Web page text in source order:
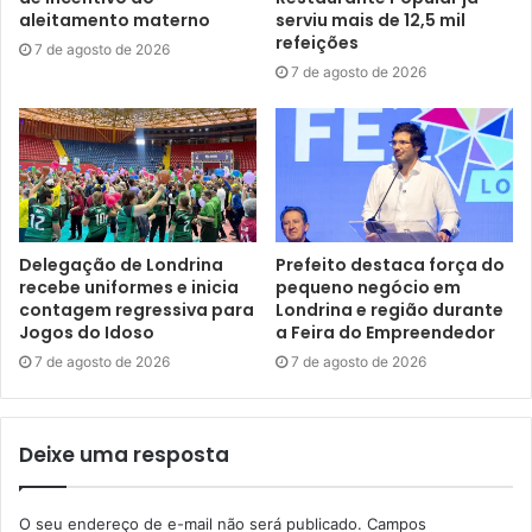
que a população reveja comportamentos considerados
nocivos, buscando novas formas de se relacionar com o
outro no espaço urbano. As ações da Campanha Maio
participação das forças de Segurança como Guarda
Municipal, Polícia Militar, Polícia Rodoviária Estadual e
Polícia Rodoviária Federal.
aleitamento materno
7 de agosto de 2026
serviu mais de 12,5 mil
refeições
7 de agosto de 2026
Delegação de Londrina
recebe uniformes e inicia
contagem regressiva para
Jogos do Idoso
7 de agosto de 2026
Prefeito destaca força do
pequeno negócio em
Londrina e região durante
a Feira do Empreendedor
7 de agosto de 2026
Deixe uma resposta
O seu endereço de e-mail não será publicado. Campos